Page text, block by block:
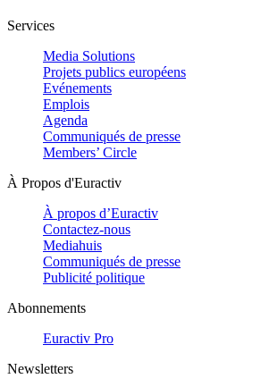
Services
Media Solutions
Projets publics européens
Evénements
Emplois
Agenda
Communiqués de presse
Members’ Circle
À Propos d'Euractiv
À propos d’Euractiv
Contactez-nous
Mediahuis
Communiqués de presse
Publicité politique
Abonnements
Euractiv Pro
Newsletters